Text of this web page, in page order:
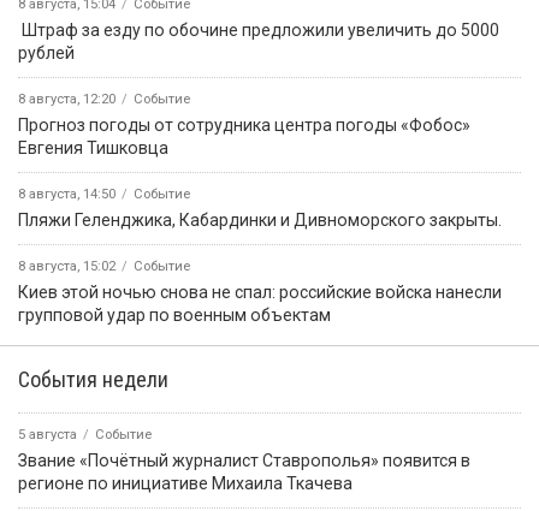
8 августа, 15:04 Событие
️ Штраф за езду по обочине предложили увеличить до 5000
рублей
8 августа, 12:20 Событие
Прогноз погоды от сотрудника центра погоды «Фобос»
Евгения Тишковца
8 августа, 14:50 Событие
️Пляжи Геленджика, Кабардинки и Дивноморского закрыты.
8 августа, 15:02 Событие
Киев этой ночью снова не спал: российские войска нанесли
групповой удар по военным объектам
События недели
5 августа Событие
Звание «Почётный журналист Ставрополья» появится в
регионе по инициативе Михаила Ткачева